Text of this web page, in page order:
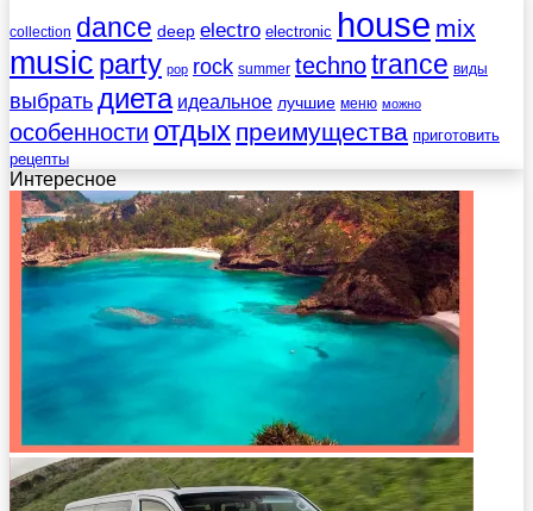
collection dance deep electro electronic house mix
music party pop rock summer technotrance виды
выбратьдиета идеальное лучшие меню можно
особенности отдых преимущества приготовить
рецепты
Интересное